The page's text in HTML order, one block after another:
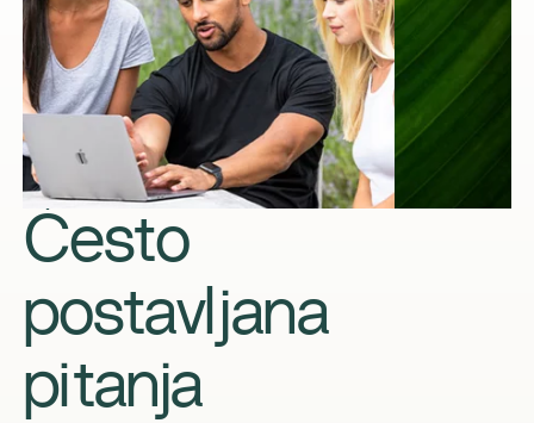
Često
postavljana
pitanja